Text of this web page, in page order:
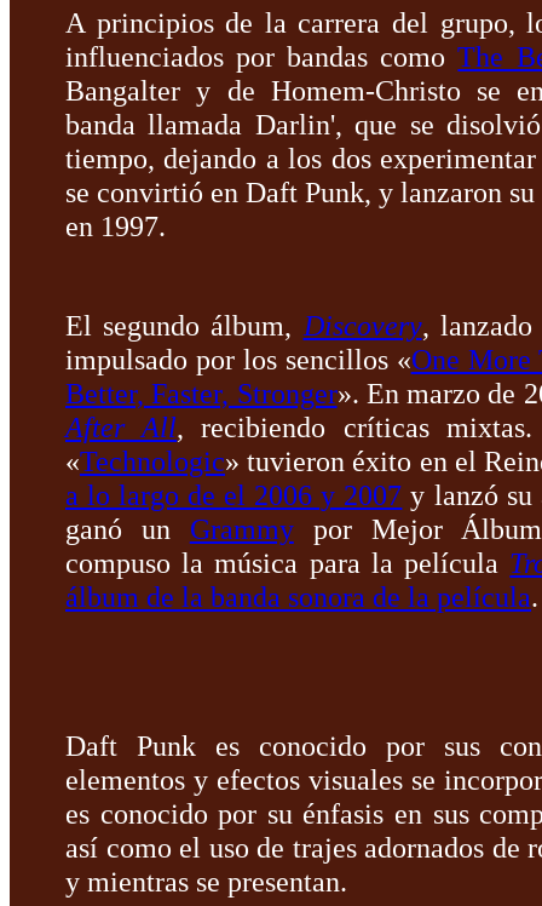
A principios de la carrera del grupo,
influenciados por bandas comoThe
Bangalter y de Homem-Christo se
banda llamada Darlin', que se
tiempo, dejando a los dos
se convirtió en Daft Punk, y lanzaron
en 1997.
El segundo álbum, Discovery,
impulsado por los sencillos «One More
Better, Faster, Stronger». En marzo de
After All, recibiendo críticas
«Technologic» tuvieron éxito en el
a lo largo de el 2006 y 2007 y lanzó
ganó un Grammypor Mejor Álbum
compuso la música para la película
álbum de la banda sonora de la película.
Daft Punk es conocido por sus
elementos y efectos visuales se
es conocido por su énfasis en sus
así como el uso de trajes adornados de
y mientras se presentan.